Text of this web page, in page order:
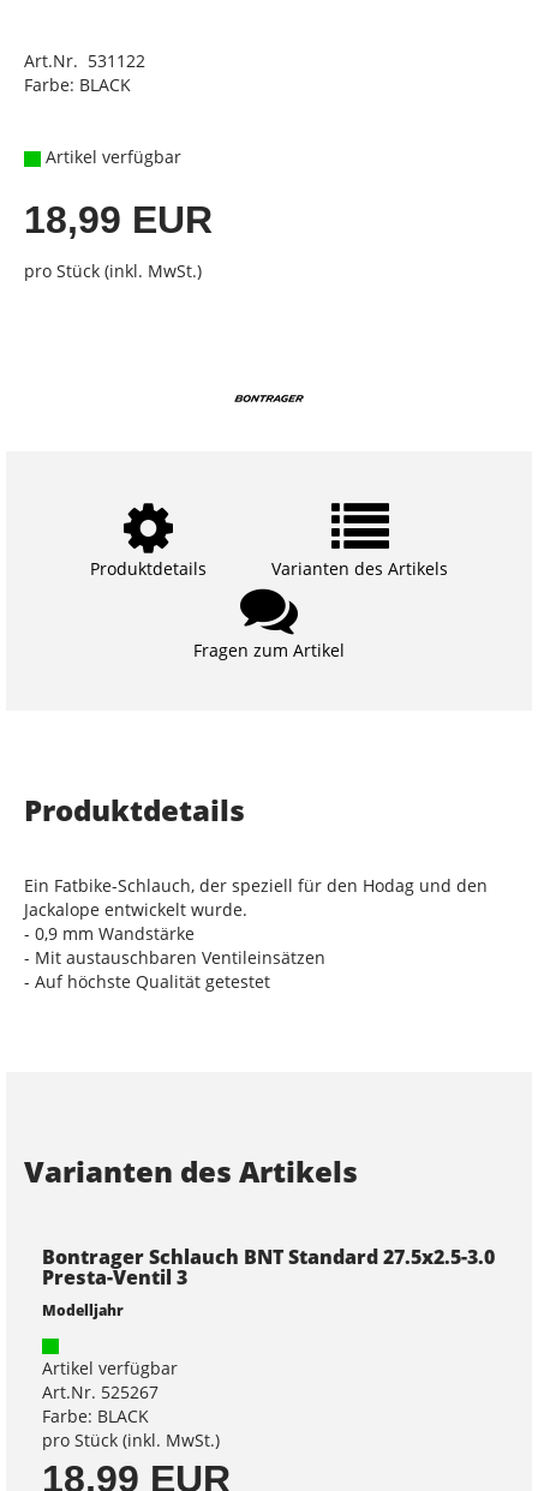
Art.Nr. 531122
Farbe: BLACK
Artikel verfügbar
18,99 EUR
pro Stück (inkl. MwSt.)
Produktdetails Varianten des Artikels
Fragen zum Artikel
Produktdetails
Ein Fatbike-Schlauch, der speziell für den Hodag und den
Jackalope entwickelt wurde.
- 0,9 mm Wandstärke
- Mit austauschbaren Ventileinsätzen
- Auf höchste Qualität getestet
Varianten des Artikels
Bontrager Schlauch BNT Standard 27.5x2.5-3.0
Presta-Ventil 3
Modelljahr
Artikel verfügbar
Art.Nr. 525267
Farbe: BLACK
pro Stück (inkl. MwSt.)
18,99 EUR